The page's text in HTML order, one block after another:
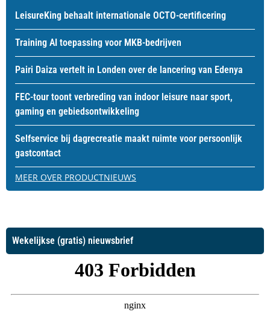
LeisureKing behaalt internationale OCTO-certificering
Training AI toepassing voor MKB-bedrijven
Pairi Daiza vertelt in Londen over de lancering van Edenya
FEC-tour toont verbreding van indoor leisure naar sport,
gaming en gebiedsontwikkeling
Selfservice bij dagrecreatie maakt ruimte voor persoonlijk
gastcontact
MEER OVER PRODUCTNIEUWS
Wekelijkse (gratis) nieuwsbrief